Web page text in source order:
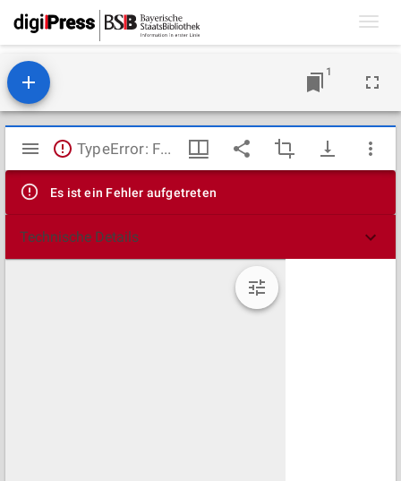
1
Mirador
Viewer
TypeError: Failed to fetch
Es ist ein Fehler aufgetreten
Technische Details